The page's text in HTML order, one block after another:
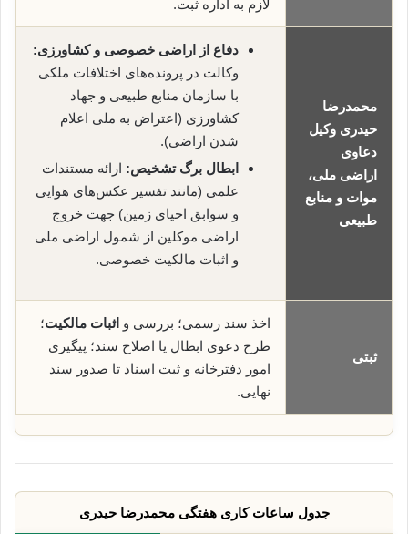
لازم به اداره ثبت.
محمدرضا
حیدری وکیل
دعاوی
اراضی ملی،
موات و منابع
طبیعی
دفاع از اراضی خصوصی و کشاورزی:
وکالت در پرونده‌های اختلافات ملکی
با سازمان منابع طبیعی و جهاد
کشاورزی (اعتراض به ملی اعلام
شدن اراضی).
ابطال برگ تشخیص: ارائه مستندات
علمی (مانند تفسیر عکس‌های هوایی
و سوابق احیای زمین) جهت خروج
اراضی موکلین از شمول اراضی ملی
و اثبات مالکیت خصوصی.
ثبتی
اخذ سند رسمی؛ بررسی و اثبات مالکیت؛
طرح دعوی ابطال یا اصلاح سند؛ پیگیری
امور دفترخانه و ثبت اسناد تا صدور سند
نهایی.
جدول ساعات کاری هفتگی محمدرضا حیدری